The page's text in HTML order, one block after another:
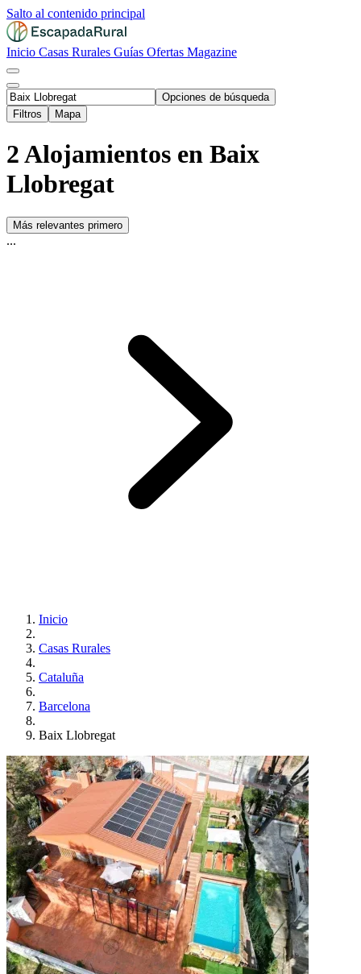
Salto al contenido principal
Inicio Casas Rurales Guías Ofertas Magazine
Opciones de búsqueda
Filtros
Mapa
2 Alojamientos en Baix
Llobregat
Más relevantes primero
...
Inicio
Casas Rurales
Cataluña
Barcelona
Baix Llobregat